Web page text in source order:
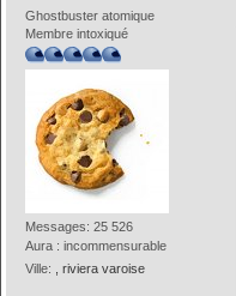
Ghostbuster atomique
Membre intoxiqué
Messages: 25 526
Aura : incommensurable
Ville:
, riviera varoise